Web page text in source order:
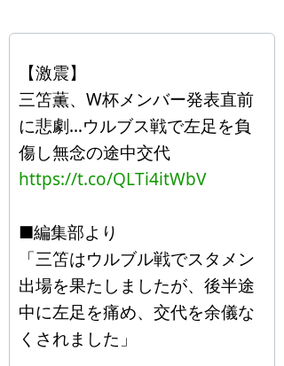
【激震】
三笘薫、W杯メンバー発表直前
に悲劇…ウルブス戦で左足を負
傷し無念の途中交代
https://t.co/QLTi4itWbV
■編集部より
「三笘はウルブル戦でスタメン
出場を果たしましたが、後半途
中に左足を痛め、交代を余儀な
くされました」